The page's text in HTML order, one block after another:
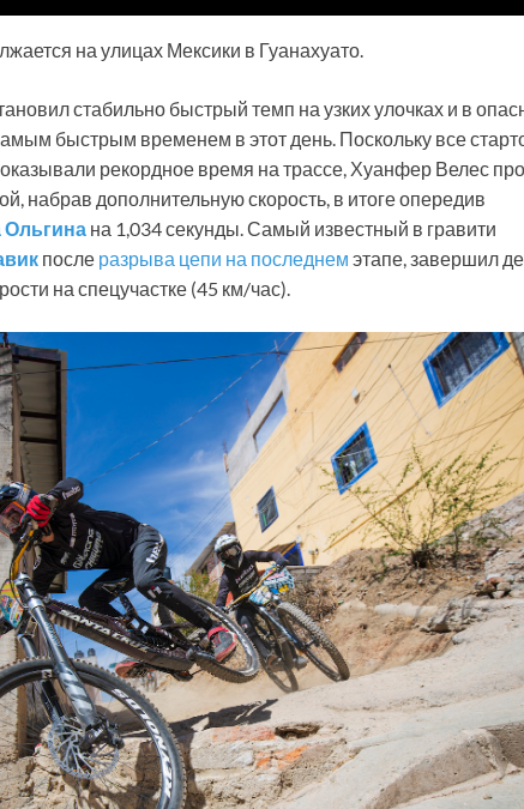
на улицах Мексики в Гуанахуато.
стабильно быстрый темп на узких улочках и в
быстрым временем в этот день. Поскольку все
рекордное время на трассе, Хуанфер Велес
набрав дополнительную скорость, в итоге опередив
Ольгина на 1,034 секунды. Самый известный в гравити
после разрыва цепи на последнем этапе, завершил
на спецучастке (45 км/час).